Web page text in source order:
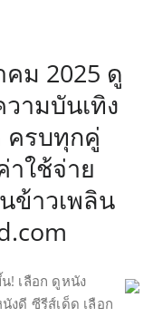
ม 2025 ดู
ามบันเทิง
ครบทุกคู่
ใช้จ่าย
ข้าวเพลิน
! เลือก ดูหนัง
งดี ซีรีส์เด็ด เลือก